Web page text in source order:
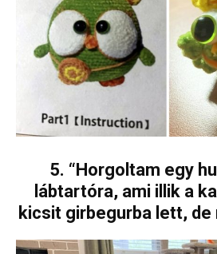
5. “Horgoltam egy
lábtartóra, ami illik a
kicsit girbegurba lett, de